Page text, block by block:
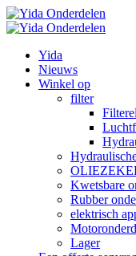
Yida
Nieuws
Winkel op
filter
Kwetsbare
Rubber
elektrisch
Lager